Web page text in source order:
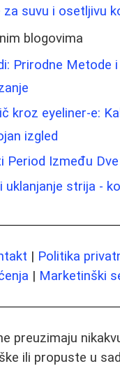
za suvu i osetljivu
blogovima
Prirodne Metode
kroz eyeliner-e:
izgled
Period Između
uklanjanje strija -
| Politika
| Marketinški
preuzimaju
ili propuste u